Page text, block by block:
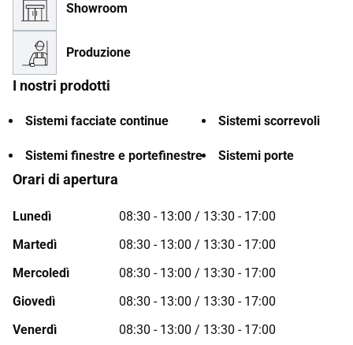
Showroom
Produzione
I nostri prodotti
Sistemi facciate continue Sistemi scorrevoli
Sistemi finestre e portefinestre Sistemi porte
Orari di apertura
Lunedì
08:30 - 13:00 / 13:30 - 17:00
Martedì
08:30 - 13:00 / 13:30 - 17:00
Mercoledì
08:30 - 13:00 / 13:30 - 17:00
Giovedì
08:30 - 13:00 / 13:30 - 17:00
Venerdì
08:30 - 13:00 / 13:30 - 17:00